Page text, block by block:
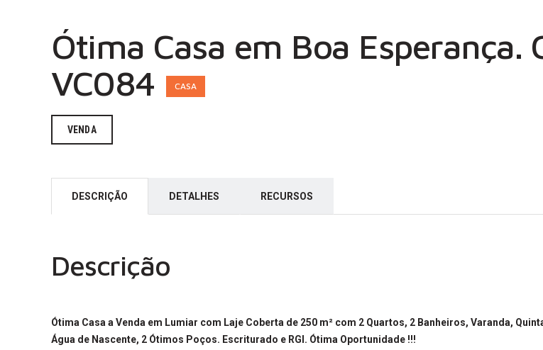
Ótima Casa em Boa Esperança.
VC084
CASA
VENDA
DESCRIÇÃO DETALHES RECURSOS
Descrição
Ótima Casa a Venda em Lumiar com Laje Coberta de 250 m² com 2 Quartos, 2 Banheiros, Varanda,
Água de Nascente, 2 Ótimos Poços. Escriturado e RGI. Ótima Oportunidade !!!